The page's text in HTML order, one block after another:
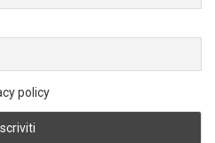
policy